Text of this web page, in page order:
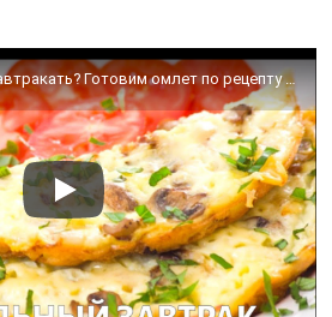
Как нужно правильно завтракать? Готовим омлет по рецепту диетолога Сергея Обложко